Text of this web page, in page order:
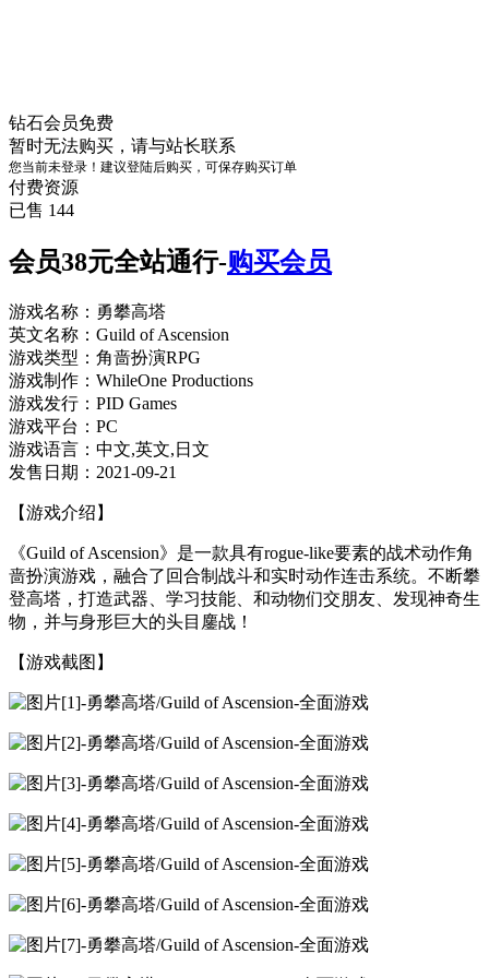
钻石会员免费
暂时无法购买，请与站长联系
您当前未登录！建议登陆后购买，可保存购买订单
付费资源
已售 144
会员38元全站通行-购买会员
游戏名称：勇攀高塔
英文名称：Guild of Ascension
游戏类型：角啬扮演RPG
游戏制作：WhileOne Productions
游戏发行：PID Games
游戏平台：PC
游戏语言：中文,英文,日文
发售日期：2021-09-21
【游戏介绍】
《Guild of Ascension》是一款具有rogue-like要素的战术动作角
啬扮演游戏，融合了回合制战斗和实时动作连击系统。不断攀
登高塔，打造武器、学习技能、和动物们交朋友、发现神奇生
物，并与身形巨大的头目鏖战！
【游戏截图】